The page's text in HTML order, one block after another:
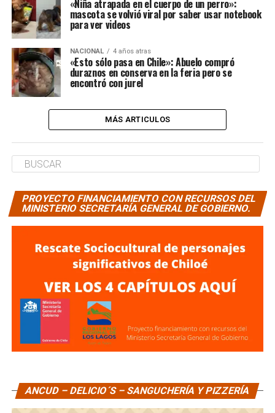
«Niña atrapada en el cuerpo de un perro»:
mascota se volvió viral por saber usar notebook
para ver videos
NACIONAL 4 años atras
«Esto sólo pasa en Chile»: Abuelo compró
duraznos en conserva en la feria pero se
encontró con jurel
MÁS ARTICULOS
PROYECTO FINANCIAMIENTO CON RECURSOS DEL
MINISTERIO SECRETARÍA GENERAL DE GOBIERNO.
ANCUD – DELICIO´S – SANGUCHERÍA Y PIZZERÍA